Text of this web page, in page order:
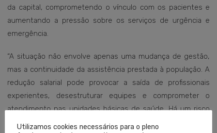
da capital, comprometendo o vínculo com os pacientes e
aumentando a pressão sobre os serviços de urgência e
emergência.
“A situação não envolve apenas uma mudança de gestão,
mas a continuidade da assistência prestada à população. A
redução salarial pode provocar a saída de profissionais
experientes, desestruturar equipes e comprometer o
atendimento nas unidades básicas de saúde. Há um risco
concreto de desassistência para a sociedade e de
Utilizamos cookies necessários para o pleno